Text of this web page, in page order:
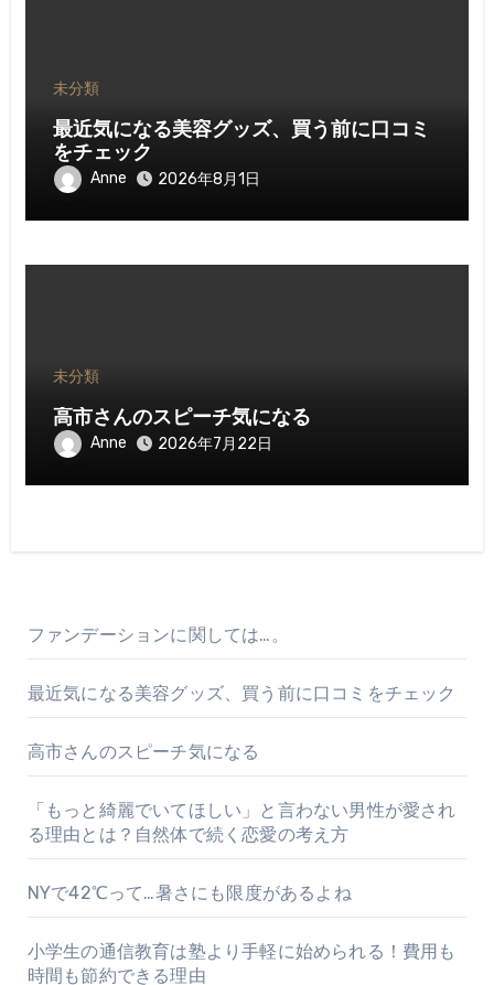
未分類
最近気になる美容グッズ、買う前に口コミ
をチェック
Anne 2026年8月1日
未分類
高市さんのスピーチ気になる
Anne 2026年7月22日
ファンデーションに関しては…。
最近気になる美容グッズ、買う前に口コミをチェック
高市さんのスピーチ気になる
「もっと綺麗でいてほしい」と言わない男性が愛され
る理由とは？自然体で続く恋愛の考え方
NYで42℃って…暑さにも限度があるよね
小学生の通信教育は塾より手軽に始められる！費用も
時間も節約できる理由